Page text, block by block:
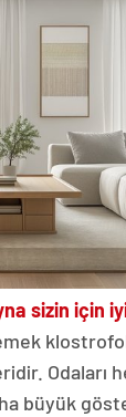
sizin için
Odaları
büyük